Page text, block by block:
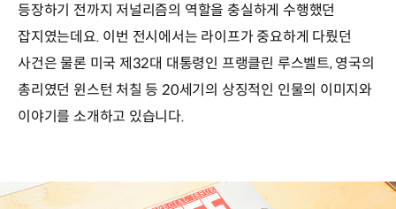
등장하기 전까지 저널리즘의 역할을 충실하게 수행했던
잡지였는데요. 이번 전시에서는 라이프가 중요하게 다뤘던
사건은 물론 미국 제32대 대통령인 프랭클린 루스벨트, 영국의
총리였던 윈스턴 처칠 등 20세기의 상징적인 인물의 이미지와
이야기를 소개하고 있습니다.